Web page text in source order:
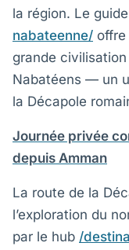
la région. Le guide
nabateenne/ offre
grande
Nabatéens — un
la Décapole
Journée privée
depuis Amman
La route de la
l’exploration du
par le hub /